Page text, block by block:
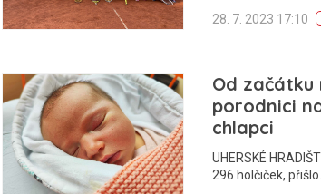
28. 7. 2023 17:10
Od začátku
porodnici
chlapci
UHERSKÉ
296 holčiček, přišlo…